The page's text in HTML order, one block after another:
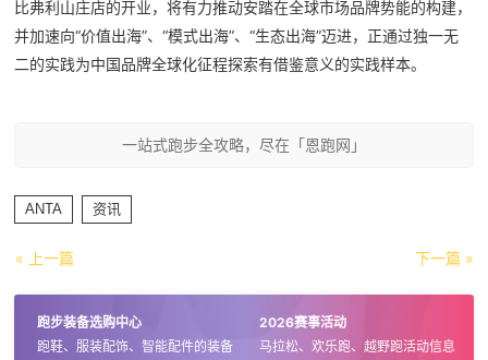
比弗利山庄店的开业，将有力推动安踏在全球市场品牌势能的构建，
并加速向“价值出海”、“模式出海”、“生态出海”迈进，正通过独一无
二的实践为中国品牌全球化征程探索有借鉴意义的实践样本。
一站式跑步全攻略，尽在「恩跑网」
ANTA 资讯
« 上一篇 下一篇 »
跑步装备选购中心
跑鞋、服装配饰、智能配件的装备
2026赛事活动
马拉松、欢乐跑、越野跑活动信息